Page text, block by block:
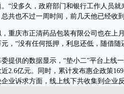
“没多久，政府部门和银行工作人员
共也不过一周时间，前几天他已经收到
庆市正清药品包装有限公司也在上月
，“没有任何抵押，利息还低，随借随
供的数据显示，“垫小二”平台上线一
2.6亿元。同时，累计发布惠企政策
业诉求方面，线上线下共收集到企业